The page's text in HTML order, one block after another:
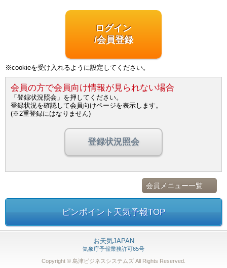
ログイン
/会員登録
※cookieを受け入れるように設定してください。
会員の方で会員向け情報が見られない場合
「登録状況照会」を押してください。
登録状況を確認して会員向けページを表示します。
(※2重登録にはなりません)
登録状況照会
会員メニュー一覧
ピンポイント天気予報TOP
お天気JAPAN
気象庁予報業務許可65号
Copyright © 島津ビジネスシステムズ All Rights Reserved.